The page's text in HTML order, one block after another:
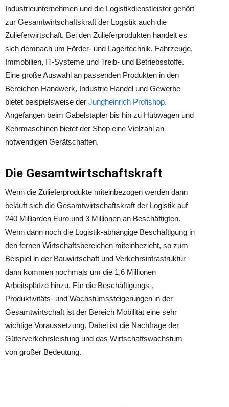
Industrieunternehmen und die Logistikdienstleister gehört
zur Gesamtwirtschaftskraft der Logistik auch die
Zulieferwirtschaft. Bei den Zulieferprodukten handelt es
sich demnach um Förder- und Lagertechnik, Fahrzeuge,
Immobilien, IT-Systeme und Treib- und Betriebsstoffe.
Eine große Auswahl an passenden Produkten in den
Bereichen Handwerk, Industrie Handel und Gewerbe
bietet beispielsweise der Jungheinrich Profishop.
Angefangen beim Gabelstapler bis hin zu Hubwagen und
Kehrmaschinen bietet der Shop eine Vielzahl an
notwendigen Gerätschaften.
Die Gesamtwirtschaftskraft
Wenn die Zulieferprodukte miteinbezogen werden dann
beläuft sich die Gesamtwirtschaftskraft der Logistik auf
240 Milliarden Euro und 3 Millionen an Beschäftigten.
Wenn dann noch die Logistik-abhängige Beschäftigung in
den fernen Wirtschaftsbereichen miteinbezieht, so zum
Beispiel in der Bauwirtschaft und Verkehrsinfrastruktur
dann kommen nochmals um die 1,6 Millionen
Arbeitsplätze hinzu. Für die Beschäftigungs-,
Produktivitäts- und Wachstumssteigerungen in der
Gesamtwirtschaft ist der Bereich Mobilität eine sehr
wichtige Voraussetzung. Dabei ist die Nachfrage der
Güterverkehrsleistung und das Wirtschaftswachstum
von großer Bedeutung.